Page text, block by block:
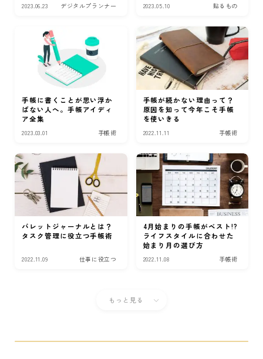
2023.06.23 デジタルプランナー 2023.05.10 貼るもの
手帳に書くことが思い浮か
ばない人へ。手帳アイディ
ア全集
2023.03.01 手帳術
手帳が続かない理由って？
原因を知って今年こそ手帳
を使いきる
2022.11.11 手帳術
バレットジャーナルとは？
タスク管理に役立つ手帳術
2022.11.09 仕事に役立つ
4月始まりの手帳がベスト!?
ライフスタイルに合わせた
始まり月の選び方
2022.11.08 手帳術
もっと見る